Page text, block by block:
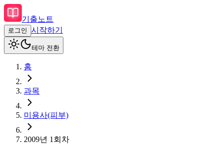
기출노트
로그인 시작하기
테마 전환
홈
과목
미용사(피부)
2009년 1회차